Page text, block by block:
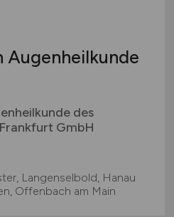
Augenheilkunde
des
GmbH
Langenselbold, Hanau
Offenbach am Main